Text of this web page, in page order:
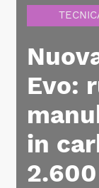
Evo:
in